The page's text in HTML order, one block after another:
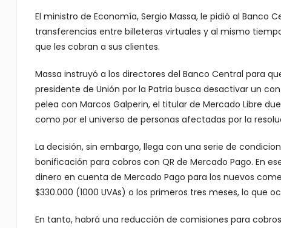
El ministro de Economía, Sergio Massa, le pidió al
transferencias entre billeteras virtuales y al mismo
que les cobran a sus clientes.
Massa instruyó a los directores del Banco Central para
presidente de Unión por la Patria busca desactivar un
pelea con Marcos Galperin, el titular de Mercado Libre
como por el universo de personas afectadas por la
La decisión, sin embargo, llega con una serie de
bonificación para cobros con QR de Mercado Pago. En
dinero en cuenta de Mercado Pago para los nuevos
$330.000 (1000 UVAs) o los primeros tres meses, lo que
En tanto, habrá una reducción de comisiones para